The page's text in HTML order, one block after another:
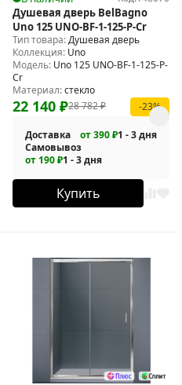
Душевая дверь BelBagno
Uno 125 UNO-BF-1-125-P-Cr
Тип товара:Душевая дверь
Коллекция: Uno
Модель: Uno 125 UNO-BF-1-125-P-
Cr
Материал:стекло
28 782₽
22 140 ₽ -23%
Доставка от 390 ₽1 - 3 дня
Самовывоз
от 190 ₽1 - 3 дня
Купить